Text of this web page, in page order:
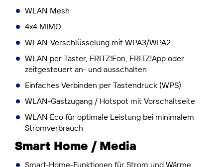
WLAN Mesh
4x4 MIMO
WLAN-Verschlüsselung mit WPA3/WPA2
WLAN per Taster, FRITZ!Fon, FRITZ!App oder
zeitgesteuert an- und ausschalten
Einfaches Verbinden per Tastendruck (WPS)
WLAN-Gastzugang / Hotspot mit Vorschaltseite
WLAN Eco für optimale Leistung bei minimalem
Stromverbrauch
Smart Home / Media
Smart-Home-Funktionen für Strom und Wärme